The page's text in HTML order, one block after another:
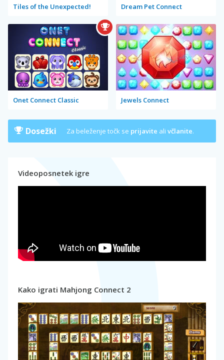
Tiles of the Unexpected! Dream Pet Connect
Onet Connect Classic Jewels Connect
Dosežki Za beleženje točk se prijavite ali včlanite.
Videoposnetek igre
Kako igrati Mahjong Connect 2